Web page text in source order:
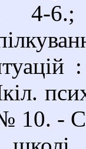
4-6.;
10. -